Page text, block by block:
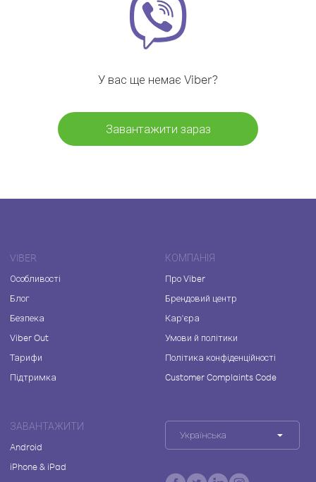
У вас ще немає Viber?
Завантажити зараз
VIBER
Особливості
Блог
Безпека
Viber Out
Тарифи
Підтримка
КОМПАНІЯ
Про Viber
Брендовий центр
Кар'єра
Умови й політики
Політика конфіденційності
Customer Complaints Code
ЗАВАНТАЖИТИ
Android
iPhone & iPad
Українська